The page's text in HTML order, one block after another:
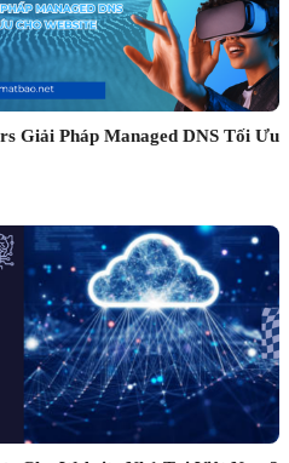
Giải Pháp Managed DNS Tối Ưu